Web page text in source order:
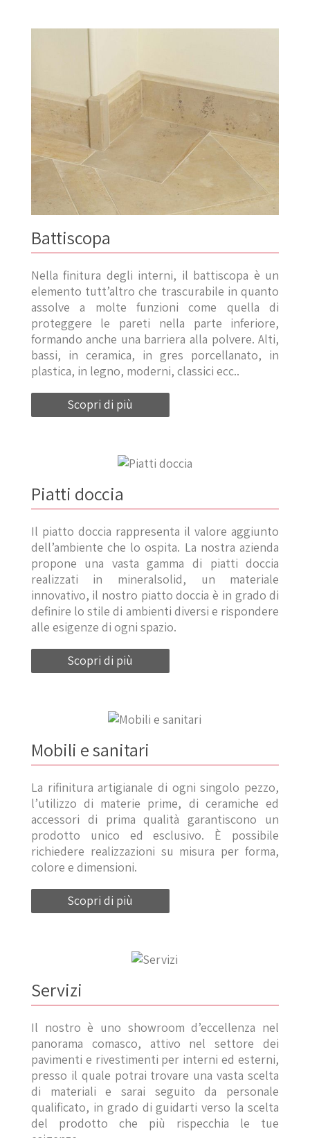
Battiscopa
Nella finitura degli interni, il battiscopa è un
elemento tutt’altro che trascurabile in quanto
assolve a molte funzioni come quella di
proteggere le pareti nella parte inferiore,
formando anche una barriera alla polvere. Alti,
bassi, in ceramica, in gres porcellanato, in
plastica, in legno, moderni, classici ecc..
Scopri di più
Piatti doccia
Il piatto doccia rappresenta il valore aggiunto
dell’ambiente che lo ospita. La nostra azienda
propone una vasta gamma di piatti doccia
realizzati in mineralsolid, un materiale
innovativo, il nostro piatto doccia è in grado di
definire lo stile di ambienti diversi e rispondere
alle esigenze di ogni spazio.
Scopri di più
Mobili e sanitari
La rifinitura artigianale di ogni singolo pezzo,
l’utilizzo di materie prime, di ceramiche ed
accessori di prima qualità garantiscono un
prodotto unico ed esclusivo. È possibile
richiedere realizzazioni su misura per forma,
colore e dimensioni.
Scopri di più
Servizi
Il nostro è uno showroom d’eccellenza nel
panorama comasco, attivo nel settore dei
pavimenti e rivestimenti per interni ed esterni,
presso il quale potrai trovare una vasta scelta
di materiali e sarai seguito da personale
qualificato, in grado di guidarti verso la scelta
del prodotto che più rispecchia le tue